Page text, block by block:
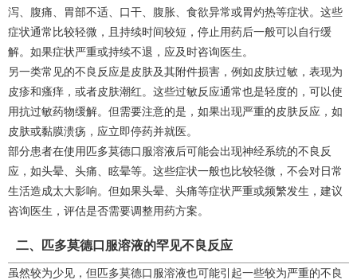
泻、腹痛、胃部不适、口干、腹胀、食欲异常或胃灼热等症状。这些
症状通常比较轻微，且持续时间较短，停止用药后一般可以自行缓
解。如果症状严重或持续不退，应及时咨询医生。
另一类常见的不良反应是皮肤及其附件损害，例如皮肤过敏，表现为
皮疹和瘙痒，或者皮肤潮红。这些过敏反应通常也是轻度的，可以使
用抗过敏药物缓解。但需要注意的是，如果出现严重的皮肤反应，如
皮肤或黏膜溃疡，应立即停药并就医。
部分患者在使用匹多莫德口服溶液后可能会出现神经系统的不良反
应，如头晕、头痛、眩晕等。这些症状一般也比较轻微，不会对日常
生活造成太大影响。但如果头晕、头痛等症状严重或频繁发生，建议
咨询医生，评估是否需要调整用药方案。
二、匹多莫德口服溶液的罕见不良反应
虽然较为少见，但匹多莫德口服溶液也可能引起一些较为严重的不良